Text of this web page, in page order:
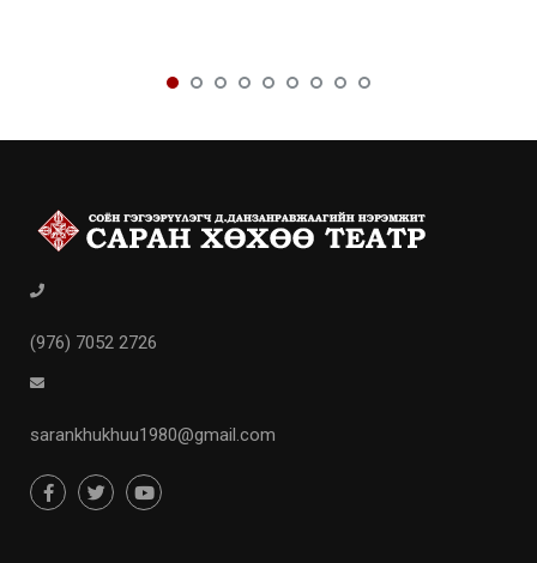
(976) 7052 2726
sarankhukhuu1980@gmail.com